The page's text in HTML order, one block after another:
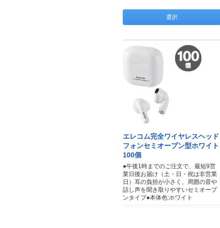
選択
エレコム完全ワイヤレスヘッド
フォンセミオープン型ホワイト
100個
●午後1時までのご注文で、最短9営
業日後お届け（土・日・祝は非営業
日）耳の負担が小さく、周囲の音や
話し声を聞き取りやすいセミオープ
ンタイプ●本体色:ホワイト